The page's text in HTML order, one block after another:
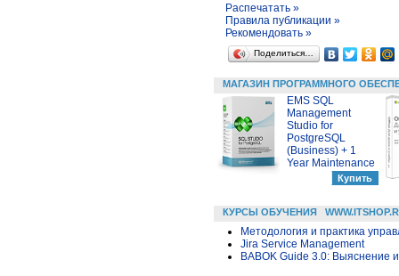
Распечатать »
Правила публикации »
Рекомендовать »
Поделиться…
МАГАЗИН ПРОГРАММНОГО
EMS SQL
Management
Studio for
PostgreSQL
(Business) + 1
Year Maintenance
КУРСЫ ОБУЧЕНИЯ
Методология и практика
Jira Service Management
BABOK Guide 3.0: Выяснение